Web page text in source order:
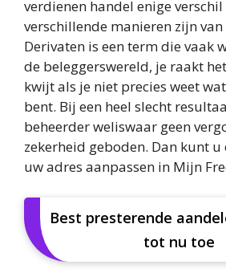
verdienen handel enige
verschillende manieren zijn
Derivaten is een term die vaak
de beleggerswereld, je raakt
kwijt als je niet precies weet
bent. Bij een heel slecht
beheerder weliswaar geen
zekerheid geboden. Dan kunt
uw adres aanpassen in Mijn
Best presterende
tot nu toe